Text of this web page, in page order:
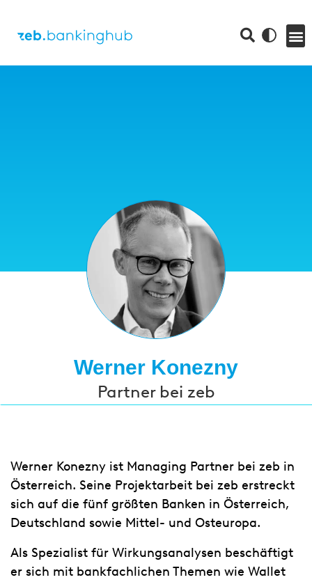
Werner Konezny
Partner bei zeb
Werner Konezny ist Managing Partner bei zeb in
Österreich. Seine Projektarbeit bei zeb erstreckt
sich auf die fünf größten Banken in Österreich,
Deutschland sowie Mittel- und Osteuropa.
Als Spezialist für Wirkungsanalysen beschäftigt
er sich mit bankfachlichen Themen wie Wallet